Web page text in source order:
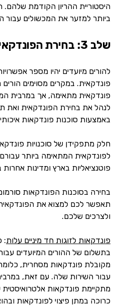
היסטוריית ההריון הקודמת שלהם.
ביותר למזער את המכשולים עבור
שלב 3: בחירת הפונדקאית המתאימה עבורכם
להורים מיועדים יהיו מספר
פונדקאית. במקרים מסוימים
פונדקאית מתאימה, אך במרבית
לנהל את בחירת הפונדקאית ואת
באמצעות סוכנות פונדקאות
חלק מתפקידן של סוכנויות
לפונדקאית המתאימה ביותר
פוטנציאליות בארץ ומדינות
בחירה בסוכנות הפונדקאות
תאפשר לכם למצוא את
ולצרכים שלכם.
פונדקאות לזוגות חד מיניים עלות:
בתשלום של ההורים המיועדים
מקובלת פונדקאות מסחרית,
עבור השירות שלה. עם זאת,
מתקיימת פונדקאות
כרוכה במתן פיצוי לפונדקאות